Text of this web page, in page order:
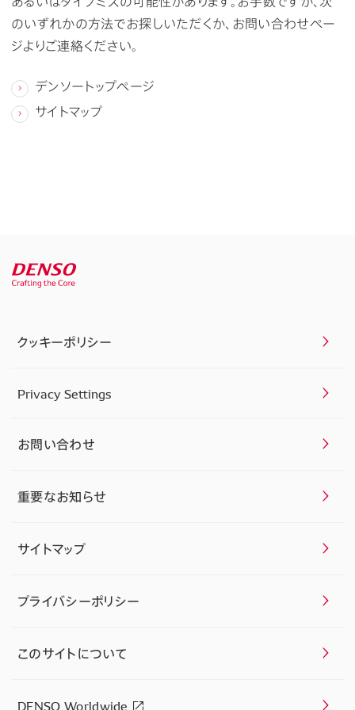
のいずれかの方法でお探しいただくか、お問い合わせペー
ジよりご連絡ください。
デンソートップページ
サイトマップ
クッキーポリシー
Privacy Settings
お問い合わせ
重要なお知らせ
サイトマップ
プライバシーポリシー
このサイトについて
DENSO Worldwide